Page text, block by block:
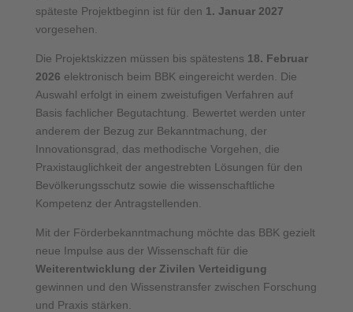
späteste Projektbeginn ist für den 1. Januar 2027
vorgesehen.
Die Projektskizzen müssen bis spätestens 18. Februar
2026 elektronisch beim BBK eingereicht werden. Die
Auswahl erfolgt in einem zweistufigen Verfahren auf
Basis fachlicher Begutachtung. Bewertet werden unter
anderem der Bezug zur Bekanntmachung, der
Innovationsgrad, das methodische Vorgehen, die
Praxistauglichkeit der angestrebten Lösungen für den
Bevölkerungsschutz sowie die wissenschaftliche
Kompetenz der Antragstellenden.
Mit der Förderbekanntmachung möchte das BBK gezielt
neue Impulse aus der Wissenschaft für die
Weiterentwicklung der Zivilen Verteidigung
gewinnen und den Wissenstransfer zwischen Forschung
und Praxis stärken.